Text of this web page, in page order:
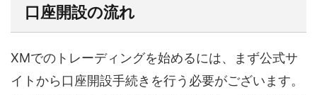
口座開設の流れ
XMでのトレーディングを始めるには、まず公式サ
イトから口座開設手続きを行う必要がございます。